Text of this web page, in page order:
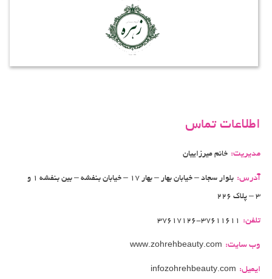
اطلاعات تماس
مدیریت: خانم میرزاییان
آدرس: بلوار سجاد – خیابان بهار – بهار 17 – خیابان بنفشه – بین بنفشه 1 و
3 – پلاک 226
تلفن: 37617126-37611611
وب سایت: www.zohrehbeauty.com
ایمیل: infozohrehbeauty.com